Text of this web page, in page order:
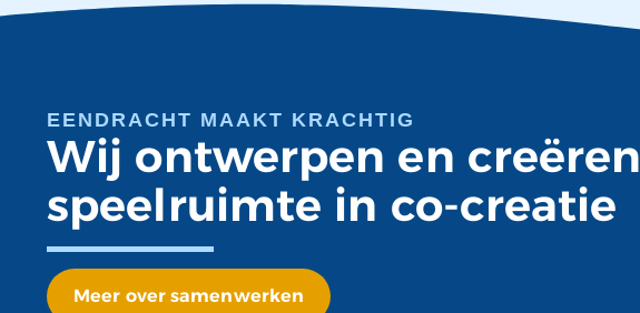
EENDRACHT MAAKT KRACHTIG
Wij ontwerpen en creëren
speelruimte in co-creatie
Meer over samenwerken